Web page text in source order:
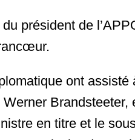
président de
ont assisté
en titre et le